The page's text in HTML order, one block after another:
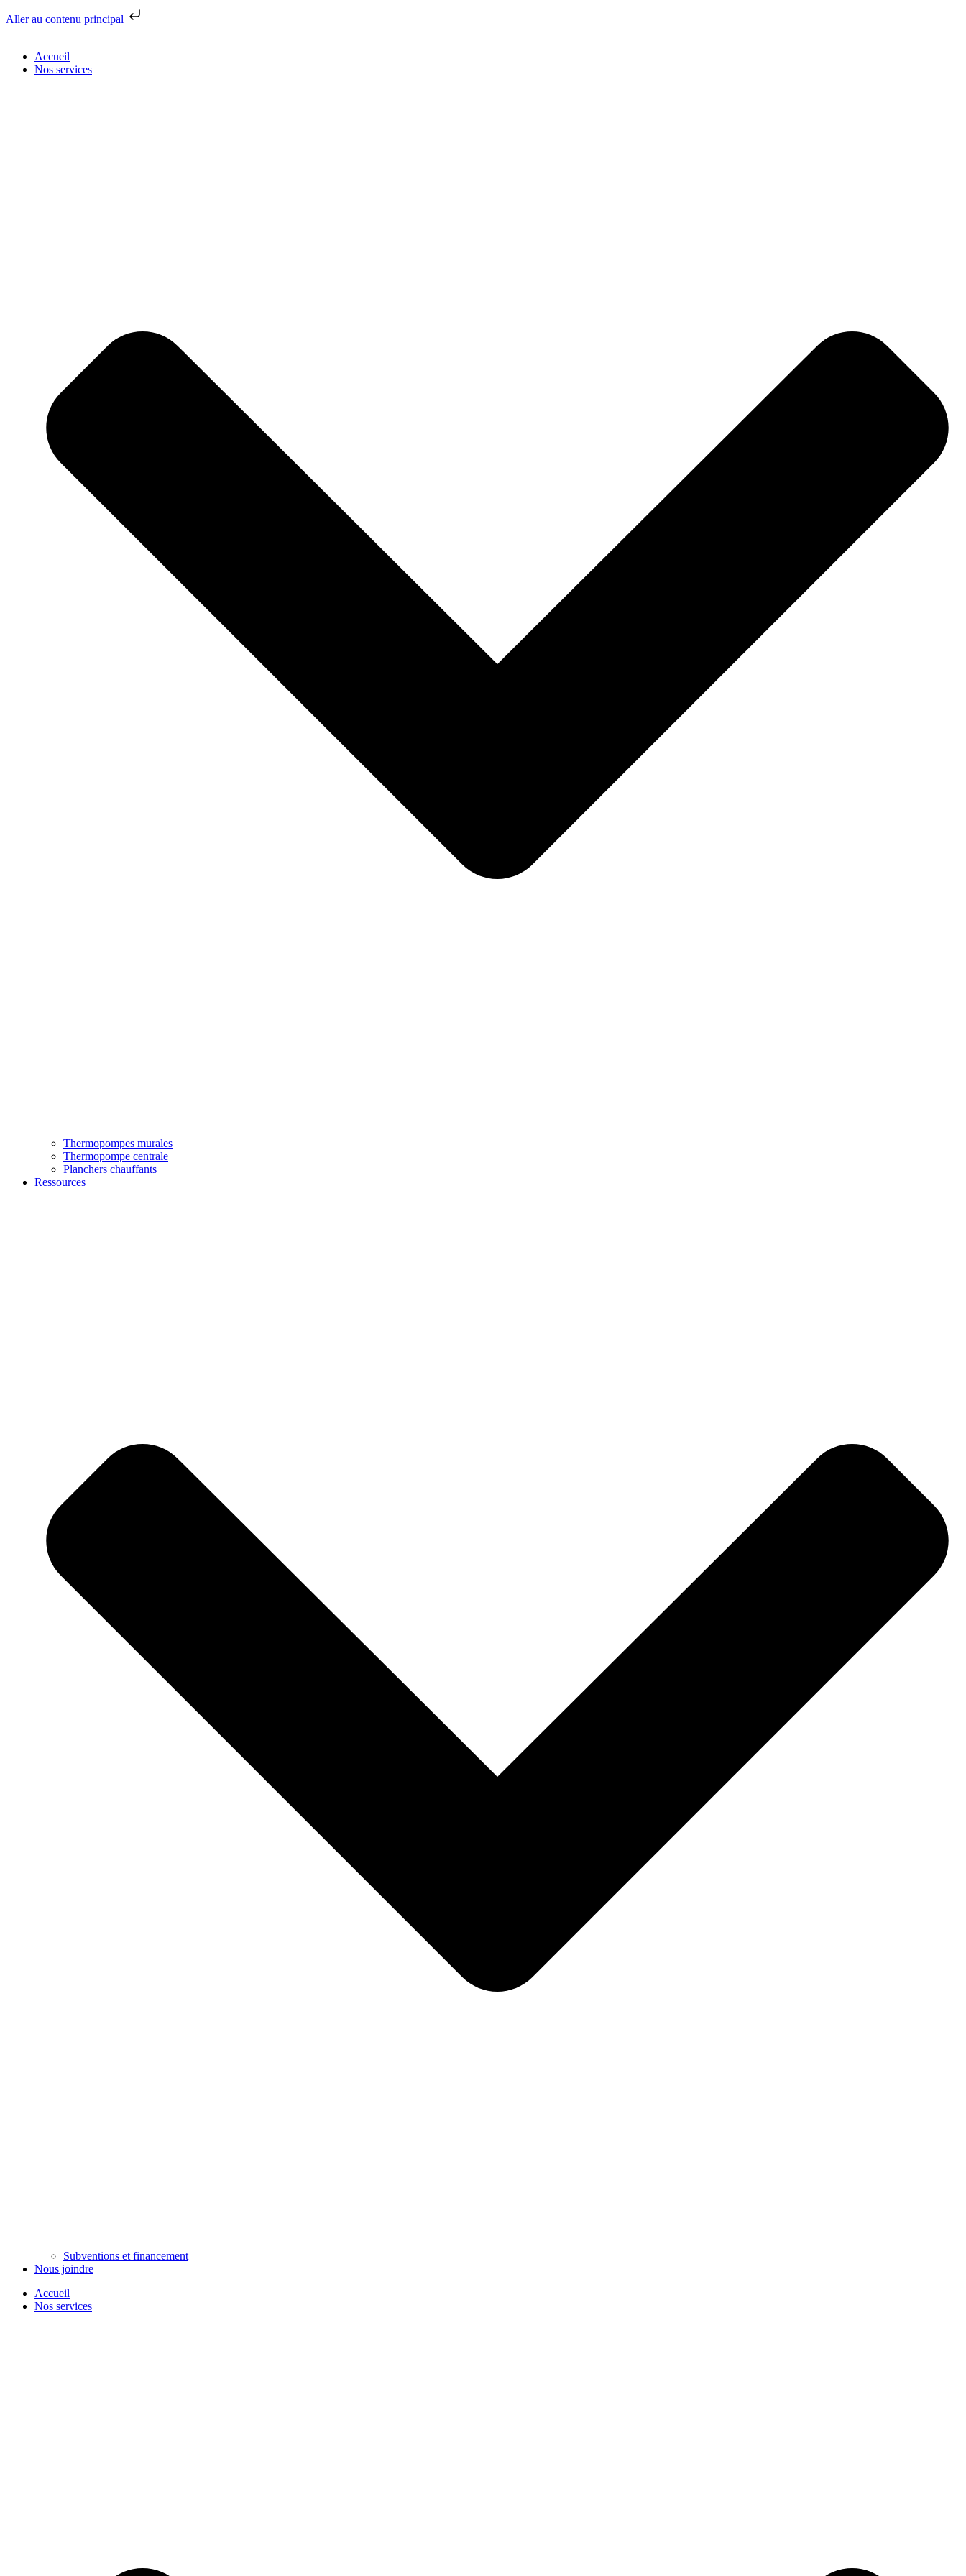
Aller au contenu principal
Accueil
Nos services
Thermopompes murales
Thermopompe centrale
Planchers chauffants
Ressources
Subventions et financement
Nous joindre
Accueil
Nos services